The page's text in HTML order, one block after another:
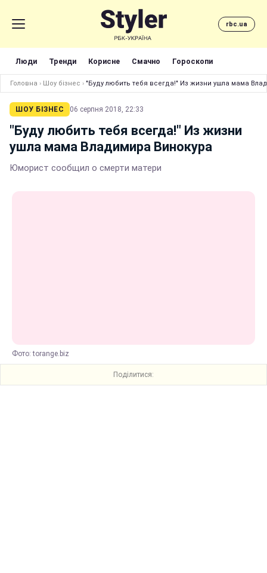
rbc.ua
Люди Тренди Корисне Смачно Гороскопи
Головна › Шоу бізнес › "Буду любить тебя всегда!" Из жизни ушла мама
ШОУ БІЗНЕС 06 серпня 2018, 22:33
"Буду любить тебя всегда!" Из жизни
ушла мама Владимира Винокура
Юморист сообщил о смерти матери
Фото: torange.biz
Поділитися: